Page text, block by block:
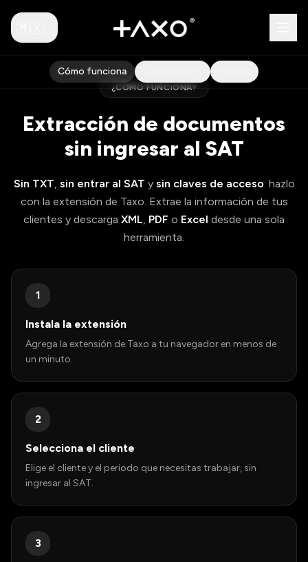
Cómo funciona
¿CÓMO FUNCIONA?
Extracción de documentos
sin ingresar al SAT
Sin TXT, sin entrar al SAT y sin claves de acceso: hazlo
con la extensión de Taxo. Extrae la información de tus
clientes y descarga XML, PDF o Excel desde una sola
herramienta.
1
Instala la extensión
Agrega la extensión de Taxo a tu navegador en menos de
un minuto.
2
Selecciona el cliente
Elige el cliente y el periodo que necesitas trabajar, sin
ingresar al SAT.
3